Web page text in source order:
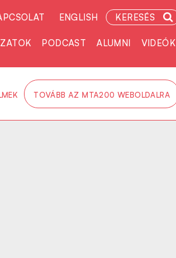
ENGLISH KERESÉS
PODCAST ALUMNI VIDEÓK
TOVÁBB AZ MTA200 WEBOLDALRA